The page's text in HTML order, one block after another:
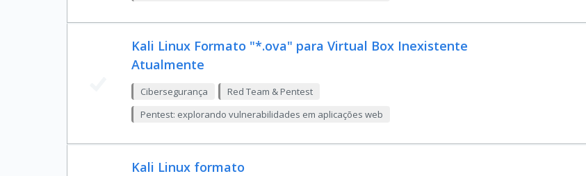
Kali Linux Formato "*.ova" para Virtual Box Inexistente
Atualmente
Cibersegurança
Red Team & Pentest
Pentest: explorando vulnerabilidades em aplicações web
Kali Linux formato